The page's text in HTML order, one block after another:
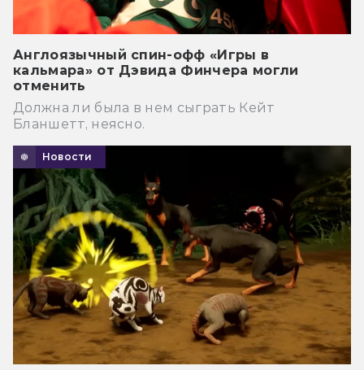
Англоязычный спин-офф «Игры в
кальмара» от Дэвида Финчера могли
отменить
Должна ли была в нем сыграть Кейт
Бланшетт, неясно.
Новости